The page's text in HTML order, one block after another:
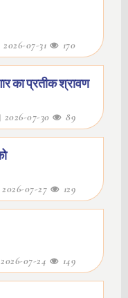
2026-07-31 170
का प्रतीक श्रावण
2026-07-30 89
2026-07-27 129
2026-07-24 149